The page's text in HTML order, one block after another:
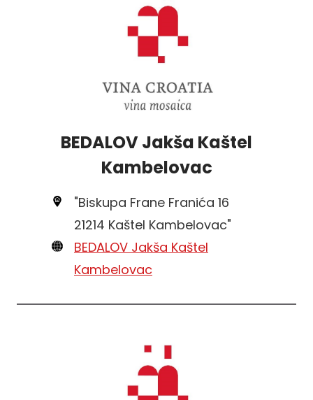
BEDALOV Jakša Kaštel
Kambelovac
"Biskupa Frane Franića 16
21214 Kaštel Kambelovac"
BEDALOV Jakša Kaštel
Kambelovac